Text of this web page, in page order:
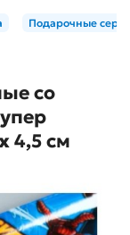
Подарочные
со
4,5 см